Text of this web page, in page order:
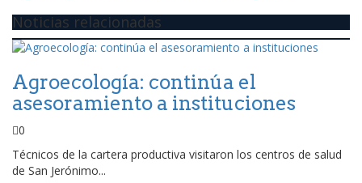
Noticias relacionadas
Agroecología: continúa el
asesoramiento a instituciones
0
Técnicos de la cartera productiva visitaron los centros de salud
de San Jerónimo...